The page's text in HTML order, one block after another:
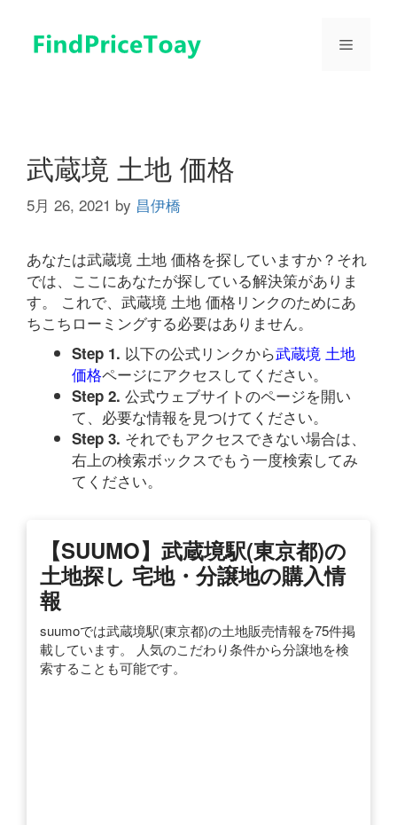
メ
武蔵境 土地 価格
5月 26, 2021 by 昌伊橋
あなたは武蔵境 土地 価格を探していますか？それ
では、ここにあなたが探している解決策がありま
す。 これで、武蔵境 土地 価格リンクのためにあ
ちこちローミングする必要はありません。
Step 1. 以下の公式リンクから武蔵境 土地
価格ページにアクセスしてください。
Step 2. 公式ウェブサイトのページを開い
て、必要な情報を見つけてください。
Step 3. それでもアクセスできない場合は、
右上の検索ボックスでもう一度検索してみ
てください。
【SUUMO】武蔵境駅(東京都)の
土地探し 宅地・分譲地の購入情
報
suumoでは武蔵境駅(東京都)の土地販売情報を75件掲
載しています。 人気のこだわり条件から分譲地を検
索することも可能です。